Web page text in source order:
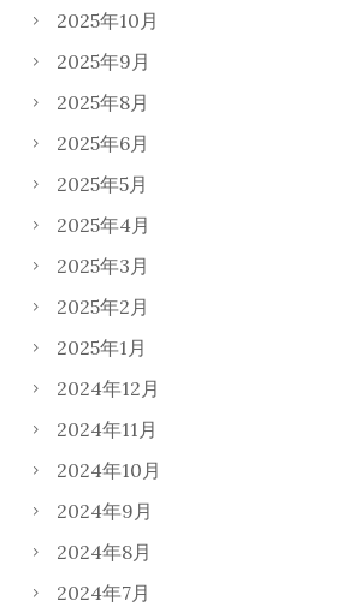
2025年10月
2025年9月
2025年8月
2025年6月
2025年5月
2025年4月
2025年3月
2025年2月
2025年1月
2024年12月
2024年11月
2024年10月
2024年9月
2024年8月
2024年7月